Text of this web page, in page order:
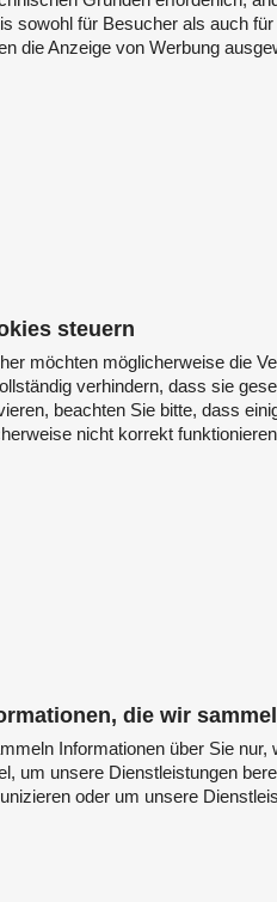
sowohl für Besucher als auch
die Anzeige von Werbung
steuern
möchten möglicherweise die
verhindern, dass sie
beachten Sie bitte, dass
nicht korrekt
die wir
Informationen über Sie
um unsere Dienstleistungen
oder um unsere